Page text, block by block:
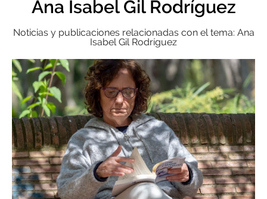
Ana Isabel Gil Rodríguez
Noticias y publicaciones relacionadas con el tema: Ana
Isabel Gil Rodríguez